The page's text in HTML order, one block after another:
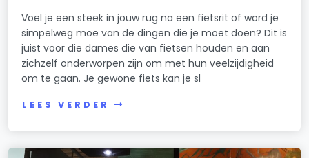
Voel je een steek in jouw rug na een fietsrit of word je
simpelweg moe van de dingen die je moet doen? Dit is
juist voor die dames die van fietsen houden en aan
zichzelf onderworpen zijn om met hun veelzijdigheid
om te gaan. Je gewone fiets kan je sl
LEES VERDER